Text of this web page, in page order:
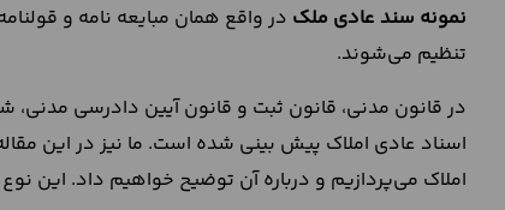
نمونه سند عادی ملک در واقع همان مبایعه نامه و
تنظیم می‌شوند.
در قانون مدنی، قانون ثبت و قانون آیین دادرسی
اسناد عادی املاک پیش بینی شده است. ما نیز در این
املاک می‌پردازیم و درباره آن توضیح خواهیم داد. این نوع